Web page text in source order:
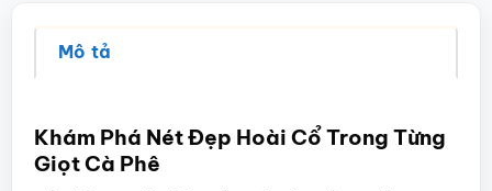
Mô tả
Khám Phá Nét Đẹp Hoài Cổ Trong Từng
Giọt Cà Phê